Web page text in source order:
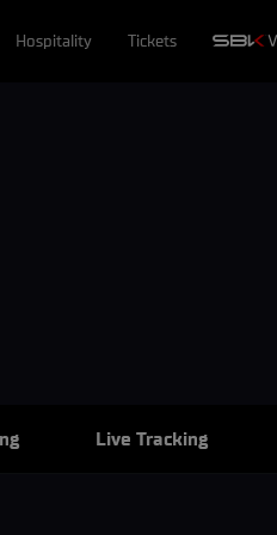
Hospitality Tickets
Live Tracking